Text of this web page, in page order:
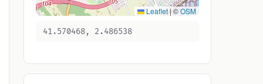
Leaflet|©OSM
41.570468, 2.486538